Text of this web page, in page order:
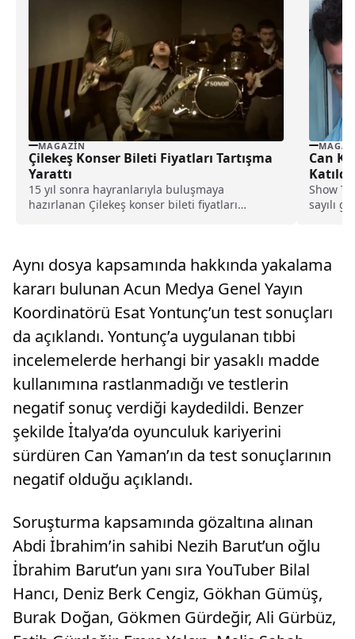
MAGAZIN
Çilekeş Konser Bileti Fiyatları Tartışma
Yarattı
15 yıl sonra hayranlarıyla buluşmaya
hazırlanan Çilekeş konser bileti fiyatları
Can
Katıldı
Show
sayılı
Aynı dosya kapsamında hakkında yakalama
kararı bulunan Acun Medya Genel Yayın
Koordinatörü Esat Yontunç’un test sonuçları
da açıklandı. Yontunç’a uygulanan tıbbi
incelemelerde herhangi bir yasaklı madde
kullanımına rastlanmadığı ve testlerin
negatif sonuç verdiği kaydedildi. Benzer
şekilde İtalya’da oyunculuk kariyerini
sürdüren Can Yaman’ın da test sonuçlarının
negatif olduğu açıklandı.
Soruşturma kapsamında gözaltına alınan
Abdi İbrahim’in sahibi Nezih Barut’un oğlu
İbrahim Barut’un yanı sıra YouTuber Bilal
Hancı, Deniz Berk Cengiz, Gökhan Gümüş,
Burak Doğan, Gökmen Gürdeğir, Ali Gürbüz,